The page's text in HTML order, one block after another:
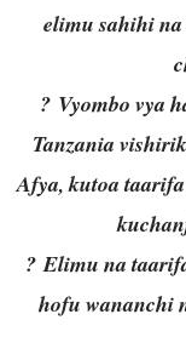
elimu sahihi
? Vyombo vya
Tanzania
Afya, kutoa
? Elimu na
hofu wananchi